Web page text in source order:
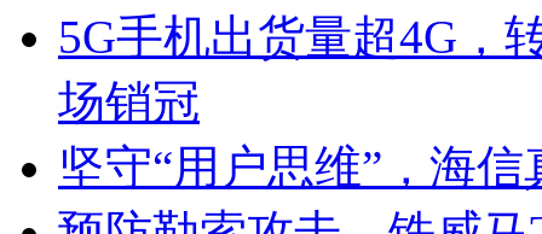
5G手机出货量超4G，
场销冠
坚守“用户思维”，海